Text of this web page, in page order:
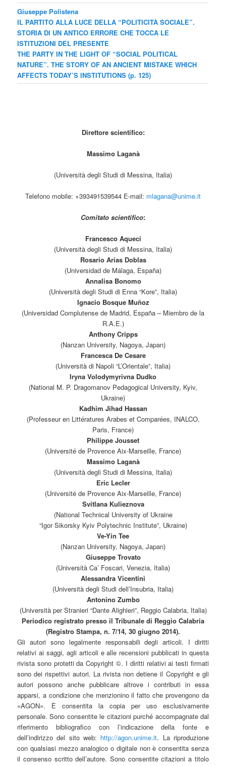
Giuseppe Polistena
IL PARTITO ALLA LUCE DELLA “POLITICITÀ SOCIALE”.
STORIA DI UN ANTICO ERRORE CHE TOCCA LE
ISTITUZIONI DEL PRESENTE
THE PARTY IN THE LIGHT OF “SOCIAL POLITICAL
NATURE”. THE STORY OF AN ANCIENT MISTAKE WHICH
AFFECTS TODAY’S INSTITUTIONS (p. 125)
Direttore scientifico:
Massimo Laganà
(Università degli Studi di Messina, Italia)
Telefono mobile: +393491539544 E-mail: mlagana@unime.it
Comitato scientifico:
Francesco Aqueci
(Università degli Studi di Messina, Italia)
Rosario Arias Doblas
(Universidad de Málaga, España)
Annalisa Bonomo
(Università degli Studi di Enna “Kore”, Italia)
Ignacio Bosque Muñoz
(Universidad Complutense de Madrid, España – Miembro de la
R.A.E.)
Anthony Cripps
(Nanzan University, Nagoya, Japan)
Francesca De Cesare
(Università di Napoli “L’Orientale”, Italia)
Iryna Volodymyrivna Dudko
(National M. P. Dragomanov Pedagogical University, Kyiv,
Ukraine)
Kadhim Jihad Hassan
(Professeur en Littératures Arabes et Comparées, INALCO,
Paris, France)
Philippe Jousset
(Université de Provence Aix-Marseille, France)
Massimo Laganà
(Università degli Studi di Messina, Italia)
Eric Lecler
(Université de Provence Aix-Marseille, France)
Svitlana Kulieznova
(National Technical University of Ukraine
“Igor Sikorsky Kyiv Polytechnic Institute”, Ukraine)
Ve-Yin Tee
(Nanzan University, Nagoya, Japan)
Giuseppe Trovato
(Università Ca’ Foscari, Venezia, Italia)
Alessandra Vicentini
(Università degli Studi dell’Insubria, Italia)
Antonino Zumbo
(Università per Stranieri “Dante Alighieri”, Reggio Calabria, Italia)
Periodico registrato presso il Tribunale di Reggio Calabria
(Registro Stampa, n. 7/14, 30 giugno 2014).
Gli autori sono legalmente responsabili degli articoli. I diritti
relativi ai saggi, agli articoli e alle recensioni pubblicati in questa
rivista sono protetti da Copyright ©. I diritti relativi ai testi firmati
sono dei rispettivi autori. La rivista non detiene il Copyright e gli
autori possono anche pubblicare altrove i contributi in essa
apparsi, a condizione che menzionino il fatto che provengono da
«AGON». È consentita la copia per uso esclusivamente
personale. Sono consentite le citazioni purché accompagnate dal
riferimento bibliografico con l’indicazione della fonte e
dell’indirizzo del sito web: http://agon.unime.it. La riproduzione
con qualsiasi mezzo analogico o digitale non è consentita senza
il consenso scritto dell’autore. Sono consentite citazioni a titolo